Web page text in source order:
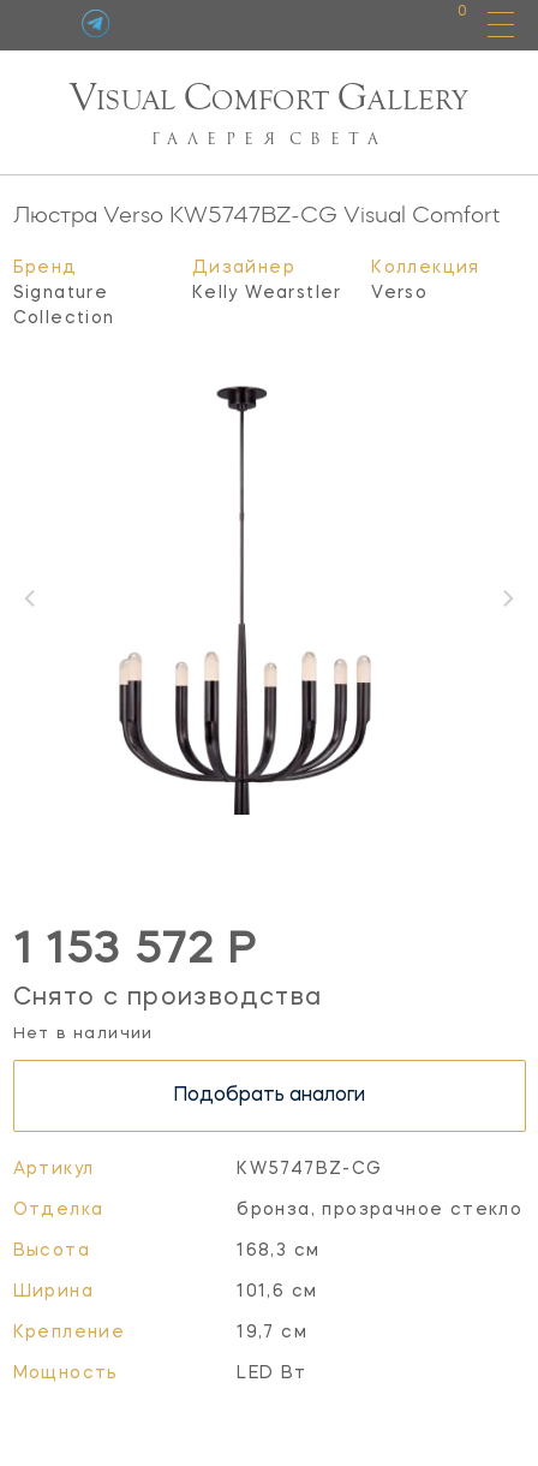
0
VISUAL COMFORT GALLERY
ГАЛЕРЕЯ СВЕТА
Люстра Verso KW5747BZ-CG Visual Comfort
Бренд
Signature
Collection
Дизайнер
Kelly Wearstler
Коллекция
Verso
1 153 572 Р
Снято с производства
Нет в наличии
Подобрать аналоги
Артикул KW5747BZ-CG
Отделка бронза, прозрачное стекло
Высота 168,3 см
Ширина 101,6 см
Крепление 19,7 см
Мощность LED Вт